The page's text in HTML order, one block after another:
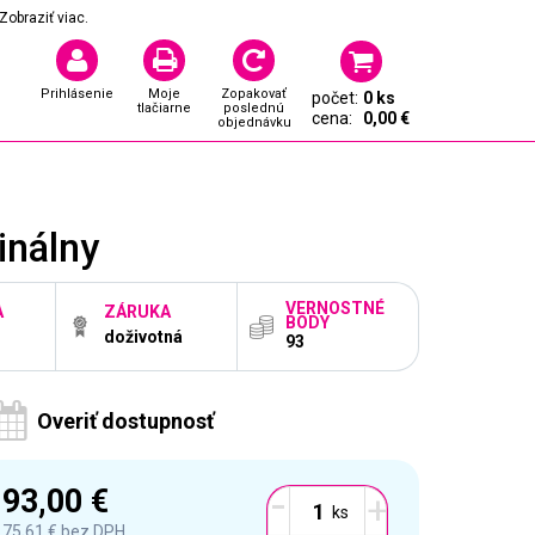
Zobraziť viac.
Prihlásenie
Moje
tlačiarne
Zopakovať
poslednú
objednávku
počet: 0 ks
cena:
0,00 €
ZÁRUKA
doživotná
VERNOSTNÉ
BODY
93
Overiť dostupnosť
93,00 € - +